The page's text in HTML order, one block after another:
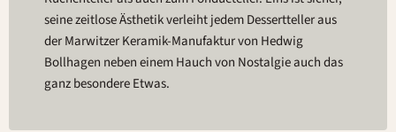
seine zeitlose Ästhetik verleiht jedem Dessertteller aus
der Marwitzer Keramik-Manufaktur von Hedwig
Bollhagen neben einem Hauch von Nostalgie auch das
ganz besondere Etwas.